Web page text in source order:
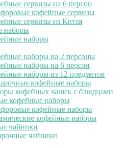
сервизы на 6 персон
кофейные сервизы
сервизы из Китая
наборы
наборы
наборы на 2 персоны
наборы на 6 персон
наборы из 12 предметов
кофейные наборы
кофейных чашек с блюдцами
кофейные наборы
кофейные наборы
кофейные наборы
чайники
чайники